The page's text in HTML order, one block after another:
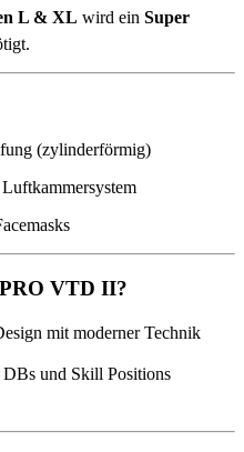
L & XL wird ein Super
(zylinderförmig)
VTD II?
mit moderner Technik
und Skill Positions